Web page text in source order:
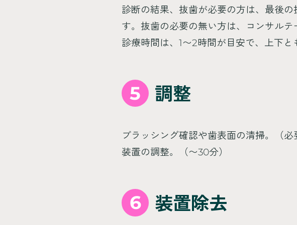
診断の結果、抜歯が必要の方は、最後
す。抜歯の必要の無い方は、コンサル
診療時間は、1〜2時間が目安で、上下と
5 調整
ブラッシング確認や歯表面の清掃。（
装置の調整。（〜30分）
6 装置除去